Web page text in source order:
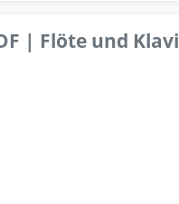
| Flöte und